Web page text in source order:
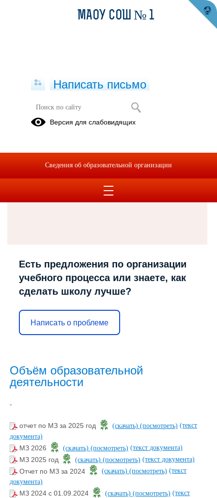
Есть предложения по организации
учебного процесса или знаете, как
сделать школу лучше?
Написать о проблеме
Объём образовательной
деятельности
-
отчет по МЗ за 2025 год (скачать) (посмотреть) (текст
документа)
МЗ 2026 (скачать) (посмотреть) (текст документа)
МЗ 2025 год (скачать) (посмотреть) (текст документа)
Отчет по МЗ за 2024 (скачать) (посмотреть) (текст
документа)
МЗ 2024 с 01.09.2024 (скачать) (посмотреть) (текст
МАОУ СОШ № 1
Написать письмо
Версия для слабовидящих
Сведения об образовательной организации